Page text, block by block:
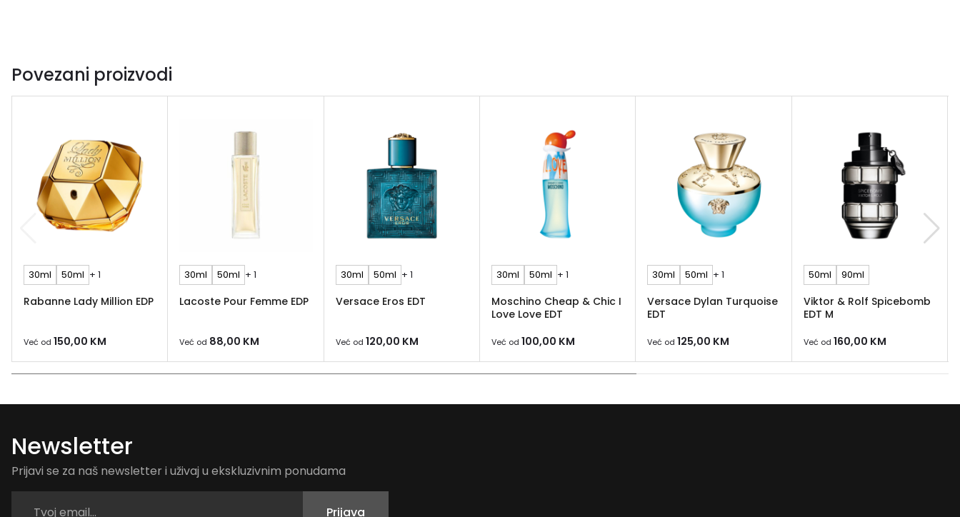
Povezani proizvodi
30ml 50ml + 1
Rabanne Lady Million EDP
Već od 150,00 KM
30ml 50ml + 1
Lacoste Pour Femme EDP
Već od 88,00 KM
30ml 50ml + 1
Versace Eros EDT
Već od 120,00 KM
30ml 50ml + 1
Moschino Cheap & Chic I
Love Love EDT
Već od 100,00 KM
30ml 50ml + 1
Versace Dylan Turquoise
EDT
Već od 125,00 KM
50ml 90ml
Viktor & Rolf Spicebomb
EDT M
Već od 160,00 KM
Newsletter
Prijavi se za naš newsletter i uživaj u ekskluzivnim ponudama
Prijava